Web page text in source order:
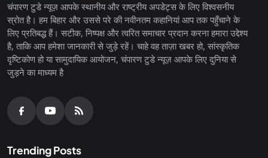
चंपारण टुडे न्यूज़ आपके स्थानीय और राष्ट्रीय अपडेट्स के लिए विश्वसनीय
स्रोत है। हम बिहार और उससे परे की नवीनतम कहानियां आप तक पहुँचाने के
लिए प्रतिबद्ध हैं। सटीक, निष्पक्ष और त्वरित समाचार प्रदान करना हमारा उद्देश्य
है, ताकि आप हमेशा जानकारी से जुड़े रहें। चाहे वह ताज़ा खबर हो, सांस्कृतिक
दृष्टिकोण हो या सामुदायिक आयोजन, चंपारण टुडे न्यूज़ आपके लिए दुनिया से
जुड़ने का माध्यम है
Trending Posts